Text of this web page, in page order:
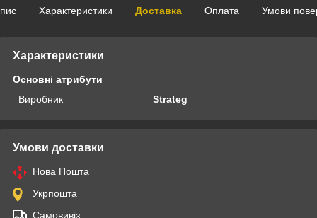
Характеристики Доставка Оплата Умови
Характеристики
Основні атрибути
Виробник
Strateg
Умови доставки
Нова Пошта
Укрпошта
Самовивіз